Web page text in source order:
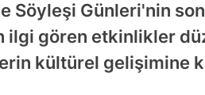
Söyleşi Günleri'nin
ilgi gören etkinlikler
kültürel gelişimine